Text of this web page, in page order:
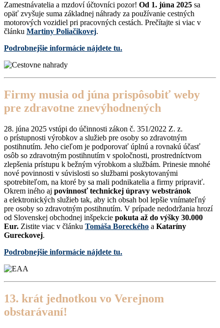
Zamestnávatelia a mzdoví účtovníci pozor! Od 1. júna 2025 sa
opäť zvyšuje suma základnej náhrady za používanie cestných
motorových vozidiel pri pracovných cestách. Prečítajte si viac v
článku Martiny Poliačikovej.
Podrobnejšie informácie nájdete tu.
Firmy musia od júna prispôsobiť weby
pre zdravotne znevýhodnených
28. júna 2025 vstúpi do účinnosti zákon č. 351/2022 Z. z.
o prístupnosti výrobkov a služieb pre osoby so zdravotným
postihnutím. Jeho cieľom je podporovať úplnú a rovnakú účasť
osôb so zdravotným postihnutím v spoločnosti, prostredníctvom
zlepšenia prístupu k bežným výrobkom a službám. Prinesie mnohé
nové povinnosti v súvislosti so službami poskytovanými
spotrebiteľom, na ktoré by sa mali podnikatelia a firmy pripraviť.
Okrem iného aj povinnosť technickej úpravy webstránok
a elektronických služieb tak, aby ich obsah bol lepšie vnímateľný
pre osoby so zdravotným postihnutím. V prípade nedodržania hrozí
od Slovenskej obchodnej inšpekcie pokuta až do výšky 30.000
Eur. Zistite viac v článku Tomáša Boreckého a Kataríny
Gureckovej.
Podrobnejšie informácie nájdete tu.
13. krát jednotkou vo Verejnom
obstarávaní!